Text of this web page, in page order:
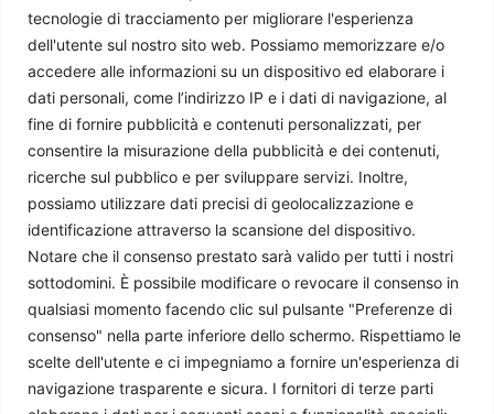
tecnologie di tracciamento per migliorare l'esperienza
dell'utente sul nostro sito web. Possiamo memorizzare e/o
accedere alle informazioni su un dispositivo ed elaborare i
dati personali, come l’indirizzo IP e i dati di navigazione, al
fine di fornire pubblicità e contenuti personalizzati, per
consentire la misurazione della pubblicità e dei contenuti,
ricerche sul pubblico e per sviluppare servizi. Inoltre,
possiamo utilizzare dati precisi di geolocalizzazione e
identificazione attraverso la scansione del dispositivo.
Notare che il consenso prestato sarà valido per tutti i nostri
sottodomini. È possibile modificare o revocare il consenso in
qualsiasi momento facendo clic sul pulsante "Preferenze di
consenso" nella parte inferiore dello schermo. Rispettiamo le
scelte dell'utente e ci impegniamo a fornire un'esperienza di
navigazione trasparente e sicura. I fornitori di terze parti
Chi siamo
Il Caffè Geopolitico è una Associazione di Promozione Sociale. Dal
2009 parliamo di politica internazionale, per diffondere una
conoscenza accessibile e aggiornata delle dinamiche geopolitiche che
segnano il mondo che ci circonda.
C.F./P.IVA 11078490965 - Testata giornalistica registrata presso il
Tribunale di Milano aut. n.398 del 10/12/2013 - ISSN 2384-9975
Scrivici:redazione@ilcaffegeopolitico.net